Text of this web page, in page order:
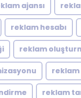
ajansı
reklam hesabı
reklam
reklam
reklam